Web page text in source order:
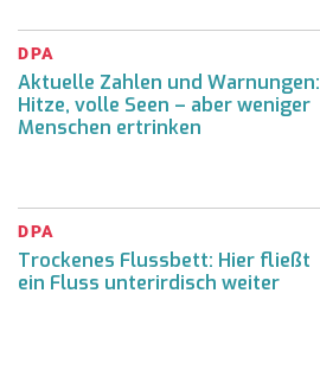
DPA
Aktuelle Zahlen und Warnungen:
Hitze, volle Seen – aber weniger
Menschen ertrinken
DPA
Trockenes Flussbett: Hier fließt
ein Fluss unterirdisch weiter